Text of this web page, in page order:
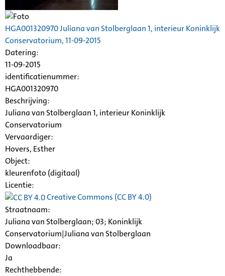
HGA001320970 Juliana van Stolberglaan 1, interieur Koninklijk
Conservatorium, 11-09-2015
Datering:
11-09-2015
identificatienummer:
HGA001320970
Beschrijving:
Juliana van Stolberglaan 1, interieur Koninklijk
Conservatorium
Vervaardiger:
Hovers, Esther
Object:
kleurenfoto (digitaal)
Licentie:
Creative Commons (CC BY 4.0)
Straatnaam:
Juliana van Stolberglaan; 03; Koninklijk
Conservatorium|Juliana van Stolberglaan
Downloadbaar:
Ja
Rechthebbende: